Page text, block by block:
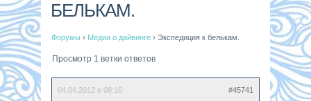
БЕЛЬКАМ.
Форумы › Медиа о дайвинге › Экспедиция к белькам.
Просмотр 1 ветки ответов
04.04.2012 в 08:10 #45741